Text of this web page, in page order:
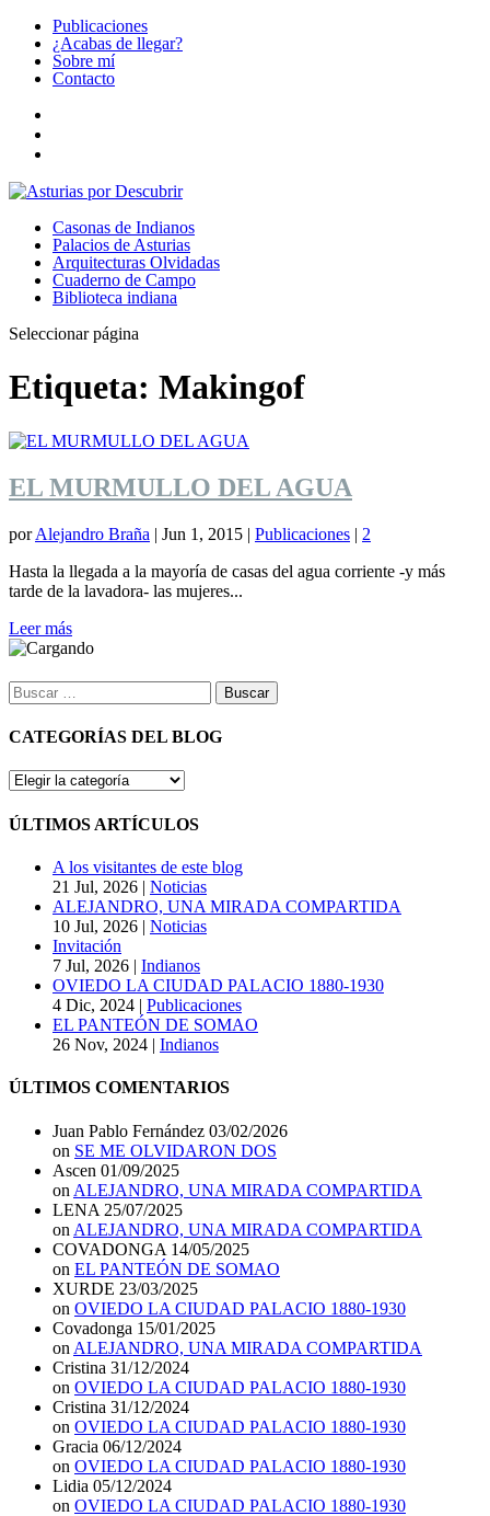
Publicaciones
¿Acabas de llegar?
Sobre mí
Contacto
Casonas de Indianos
Palacios de Asturias
Arquitecturas Olvidadas
Cuaderno de Campo
Biblioteca indiana
Seleccionar página
Etiqueta: Makingof
EL MURMULLO DEL AGUA
porAlejandro Braña | Jun 1, 2015 | Publicaciones | 2
Hasta la llegada a la mayoría de casas del agua corriente -y más
tarde de la lavadora- las mujeres...
Leer más
Buscar:
CATEGORÍAS DEL BLOG
CATEGORÍAS
BLOG
ÚLTIMOS ARTÍCULOS
A los visitantes de este blog
21 Jul, 2026 | Noticias
ALEJANDRO, UNA MIRADA COMPARTIDA
10 Jul, 2026 | Noticias
Invitación
7 Jul, 2026 | Indianos
OVIEDO LA CIUDAD PALACIO 1880-1930
4 Dic, 2024 | Publicaciones
EL PANTEÓN DE SOMAO
26 Nov, 2024 | Indianos
ÚLTIMOS COMENTARIOS
Juan Pablo Fernández 03/02/2026
on SE ME OLVIDARON DOS
Ascen 01/09/2025
on ALEJANDRO, UNA MIRADA COMPARTIDA
LENA 25/07/2025
on ALEJANDRO, UNA MIRADA COMPARTIDA
COVADONGA 14/05/2025
on EL PANTEÓN DE SOMAO
XURDE 23/03/2025
on OVIEDO LA CIUDAD PALACIO 1880-1930
Covadonga 15/01/2025
on ALEJANDRO, UNA MIRADA COMPARTIDA
Cristina 31/12/2024
on OVIEDO LA CIUDAD PALACIO 1880-1930
Cristina 31/12/2024
on OVIEDO LA CIUDAD PALACIO 1880-1930
Gracia 06/12/2024
on OVIEDO LA CIUDAD PALACIO 1880-1930
Lidia 05/12/2024
on OVIEDO LA CIUDAD PALACIO 1880-1930